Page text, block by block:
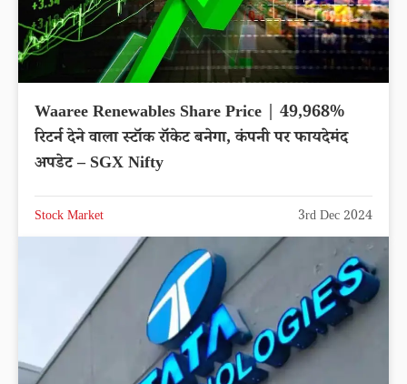
Waaree Renewables Share Price | 49,968%
रिटर्न देने वाला स्टॉक रॉकेट बनेगा, कंपनी पर फायदेमंद
अपडेट – SGX Nifty
Stock Market 3rd Dec 2024